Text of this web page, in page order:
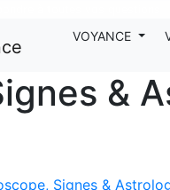
VOYANCE
&
Signes &